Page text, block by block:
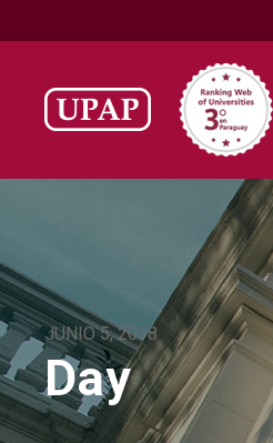
JUNIO 5, 2018
Day